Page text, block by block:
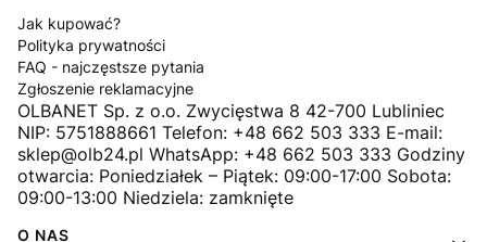
Jak kupować?
Polityka prywatności
FAQ - najczęstsze pytania
Zgłoszenie reklamacyjne
OLBANET Sp. z o.o. Zwycięstwa 8 42-700 Lubliniec
NIP: 5751888661 Telefon: +48 662 503 333 E-mail:
sklep@olb24.pl WhatsApp: +48 662 503 333 Godziny
otwarcia: Poniedziałek – Piątek: 09:00-17:00 Sobota:
09:00-13:00 Niedziela: zamknięte
O NAS